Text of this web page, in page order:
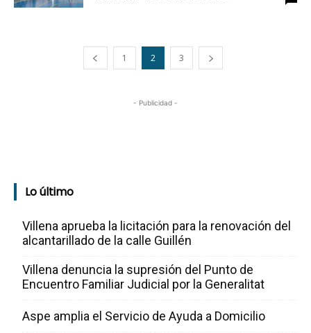
1 2 3
- Publicidad -
Lo último
Villena aprueba la licitación para la renovación del
alcantarillado de la calle Guillén
Villena denuncia la supresión del Punto de
Encuentro Familiar Judicial por la Generalitat
Aspe amplia el Servicio de Ayuda a Domicilio